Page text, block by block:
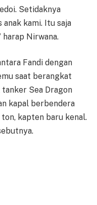
Setidaknya
kami. Itu saja
harap Nirwana.
Fandi dengan
saat berangkat
tanker Sea Dragon
kapal berbendera
kapten baru kenal.